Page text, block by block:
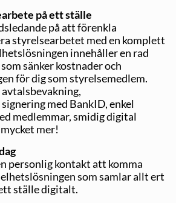
på ett ställe
på att förenkla
styrelsearbetet med en komplett
innehåller en rad
sänker kostnader och
för dig som styrelsemedlem.
med BankID, enkel
medlemmar, smidig digital
mer!
personlig kontakt att komma
som samlar allt ert
ställe digitalt.